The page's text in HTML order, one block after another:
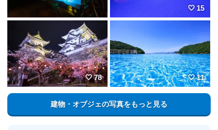
15
78 11
建物・オブジェの写真をもっと見る